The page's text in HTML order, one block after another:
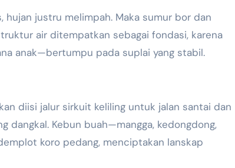
hujan justru melimpah. Maka sumur bor dan
air ditempatkan sebagai fondasi, karena
anak—bertumpu pada suplai yang stabil.
diisi jalur sirkuit keliling untuk jalan santai dan
dangkal. Kebun buah—mangga, kedongdong,
koro pedang, menciptakan lanskap